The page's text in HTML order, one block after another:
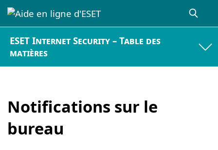
ESET Internet Security – Table des
matières
Notifications sur le
bureau